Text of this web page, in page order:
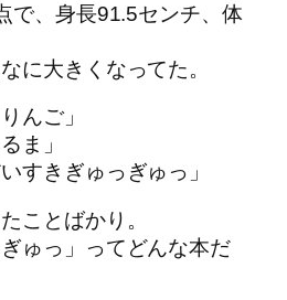
で、身長91.5センチ、体
に大きくなってた。
んご」
ま」
すきぎゅっぎゅっ」
ことばかり。
ぎゅっ」ってどんな本だ